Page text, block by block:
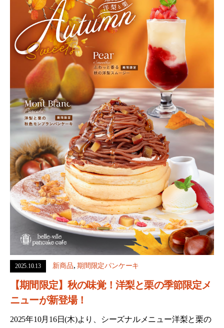
2025.10.13 新商品,期間限定パンケーキ
【期間限定】秋の味覚！洋梨と栗の季節限定メ
ニューが新登場！
2025年10月16日(木)より、シーズナルメニュー洋梨と栗の